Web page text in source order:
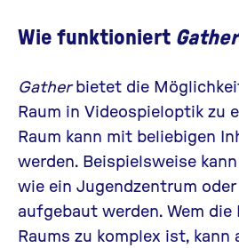
Wie funktioniert Gather
Gatherbietet die
Raum in Videospieloptik zu
Raum kann mit beliebigen
werden. Beispielsweise
wie ein Jugendzentrum
aufgebaut werden. Wem
Raums zu komplex ist, kann